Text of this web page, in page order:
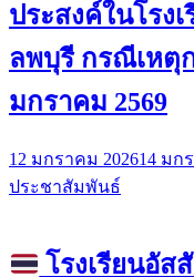
ประสงค์ในโรง
ลพบุรี กรณีเหตุ
มกราคม 2569
12 มกราคม 202614 มก
ประชาสัมพันธ์
โรงเรียนอั